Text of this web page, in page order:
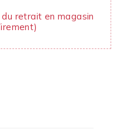
retrait en magasin